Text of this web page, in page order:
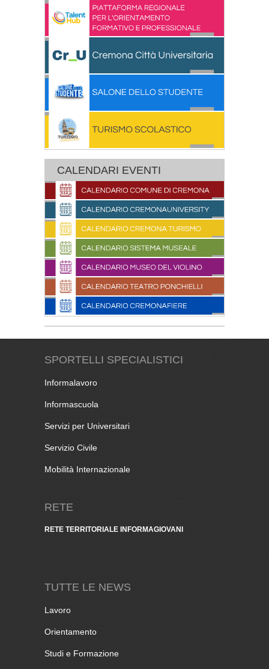
CALENDARI EVENTI
SPORTELLI SPECIALISTICI
Informalavoro
Informascuola
Servizi per Universitari
Servizio Civile
Mobilità Internazionale
RETE
RETE TERRITORIALE INFORMAGIOVANI
TUTTE LE NEWS
Lavoro
Orientamento
Studi e Formazione